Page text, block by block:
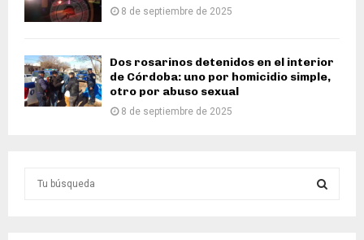
8 de septiembre de 2025
Dos rosarinos detenidos en el interior
de Córdoba: uno por homicidio simple,
otro por abuso sexual
8 de septiembre de 2025